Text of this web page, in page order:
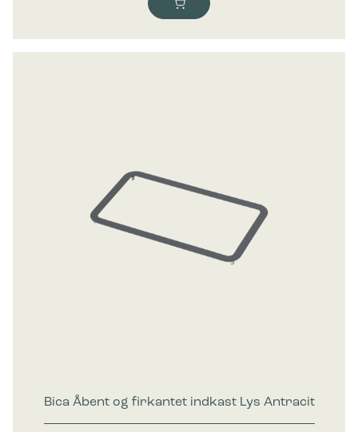
Bica Åbent og firkantet indkast Lys Antracit